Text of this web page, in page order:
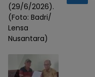
(29/6/2026).
(Foto: Badri/
Lensa
Nusantara)